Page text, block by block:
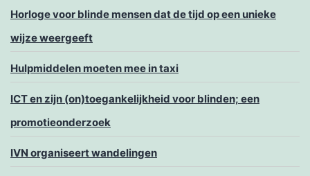
Horloge voor blinde mensen dat de tijd op een unieke
wijze weergeeft
Hulpmiddelen moeten mee in taxi
ICT en zijn (on)toegankelijkheid voor blinden; een
promotieonderzoek
IVN organiseert wandelingen